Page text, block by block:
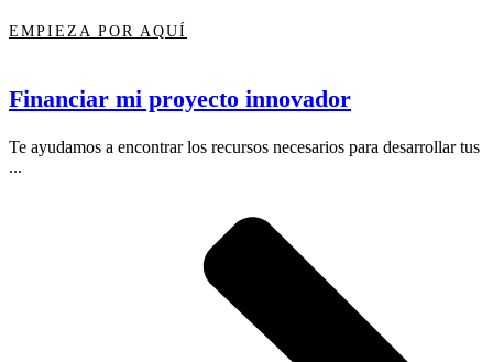
EMPIEZA POR AQUÍ
Financiar mi proyecto innovador
Te ayudamos a encontrar los recursos necesarios para desarrollar tus
...